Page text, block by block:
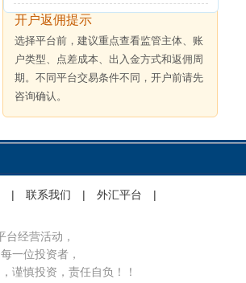
开户返佣提示
选择平台前，建议重点查看监管主体、账
户类型、点差成本、出入金方式和返佣周
期。不同平台交易条件不同，开户前请先
咨询确认。
| 联系我们 | 外汇平台
|
经营活动，
一位投资者，
谨慎投资，责任自负！！